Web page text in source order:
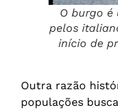
O burgo
pelos
início de
Outra razão
populações